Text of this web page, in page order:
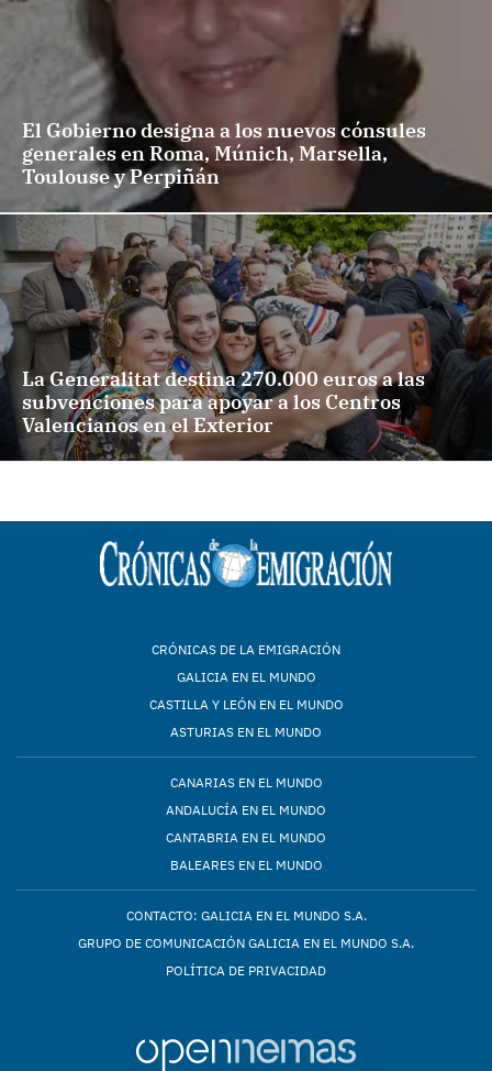
El Gobierno designa a los nuevos cónsules
generales en Roma, Múnich, Marsella,
Toulouse y Perpiñán
La Generalitat destina 270.000 euros a las
subvenciones para apoyar a los Centros
Valencianos en el Exterior
CRÓNICAS DE LA EMIGRACIÓN
GALICIA EN EL MUNDO
CASTILLA Y LEÓN EN EL MUNDO
ASTURIAS EN EL MUNDO
CANARIAS EN EL MUNDO
ANDALUCÍA EN EL MUNDO
CANTABRIA EN EL MUNDO
BALEARES EN EL MUNDO
CONTACTO: GALICIA EN EL MUNDO S.A.
GRUPO DE COMUNICACIÓN GALICIA EN EL MUNDO S.A.
POLÍTICA DE PRIVACIDAD